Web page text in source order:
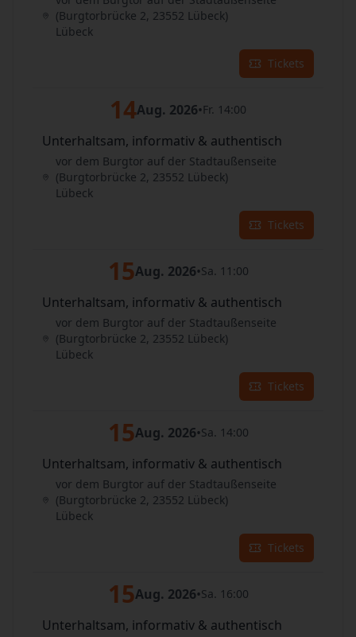
(Burgtorbrücke 2, 23552 Lübeck)
Lübeck
Tickets
14Aug. 2026•Fr. 14:00
Unterhaltsam, informativ & authentisch
vor dem Burgtor auf der Stadtaußenseite
(Burgtorbrücke 2, 23552 Lübeck)
Lübeck
Tickets
15Aug. 2026•Sa. 11:00
Unterhaltsam, informativ & authentisch
vor dem Burgtor auf der Stadtaußenseite
(Burgtorbrücke 2, 23552 Lübeck)
Lübeck
Tickets
15Aug. 2026•Sa. 14:00
Unterhaltsam, informativ & authentisch
vor dem Burgtor auf der Stadtaußenseite
(Burgtorbrücke 2, 23552 Lübeck)
Lübeck
Tickets
15Aug. 2026•Sa. 16:00
Unterhaltsam, informativ & authentisch